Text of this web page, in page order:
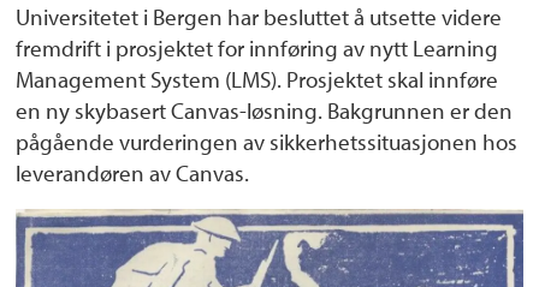
Universitetet i Bergen har besluttet å utsette videre
fremdrift i prosjektet for innføring av nytt Learning
Management System (LMS). Prosjektet skal innføre
en ny skybasert Canvas-løsning. Bakgrunnen er den
pågående vurderingen av sikkerhetssituasjonen hos
leverandøren av Canvas.